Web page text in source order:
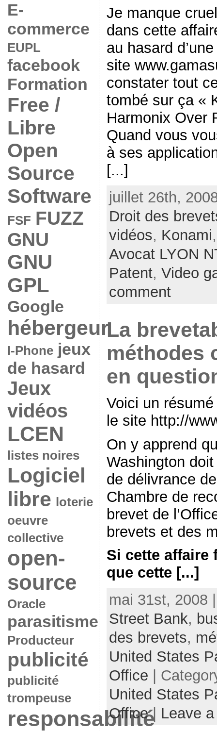
E-
commerce
EUPL
facebook
Formation
Free /
Libre
Open
Source
Software
FSF FUZZ
GNU
GNU
GPL
Google
hébergeur
I-Phone jeux
de hasard
Jeux
vidéos
LCEN
listes noires
Logiciel
libre
loterie
oeuvre
collective
open-
source
Oracle
parasitisme
Producteur
publicité
publicité
trompeuse
responsabilité
Je manque
dans cette
au hasard
site
constater tout
tombé sur ça «
Harmonix Over
Quand vous
à ses
[...]
juillet 26th,
Droit des
vidéos, Konami
Avocat LYON
Patent, Video
comment
La
méthodes
en
Voici un
le site http://
On y apprend
Washington
de délivrance
Chambre de
brevet de
brevets et des
Si cette affaire
que cette [...]
mai 31st, 2008
Street Bank,
des brevets,
United States
Office |
United States
Office| Leave